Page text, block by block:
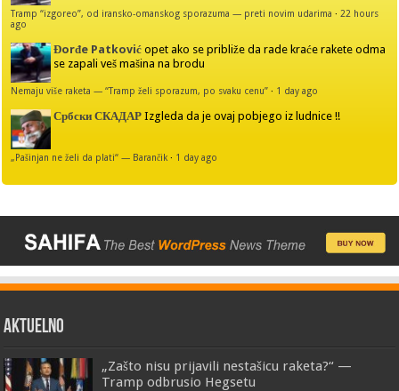
Tramp “izgoreo”, od iransko-omanskog sporazuma — preti novim udarima ·22 hours
ago
Đorđe Patković opet ako se približe da rade kraće rakete odma
se zapali veš mašina na brodu
Nemaju više raketa — “Tramp želi sporazum, po svaku cenu” · 1 day ago
Србски СКАДАР Izgleda da je ovaj pobjego iz ludnice !!
„Pašinjan ne želi da plati“ — Barančik · 1 day ago
AKTUELNO
„Zašto nisu prijavili nestašicu raketa?“ —
Tramp odbrusio Hegsetu